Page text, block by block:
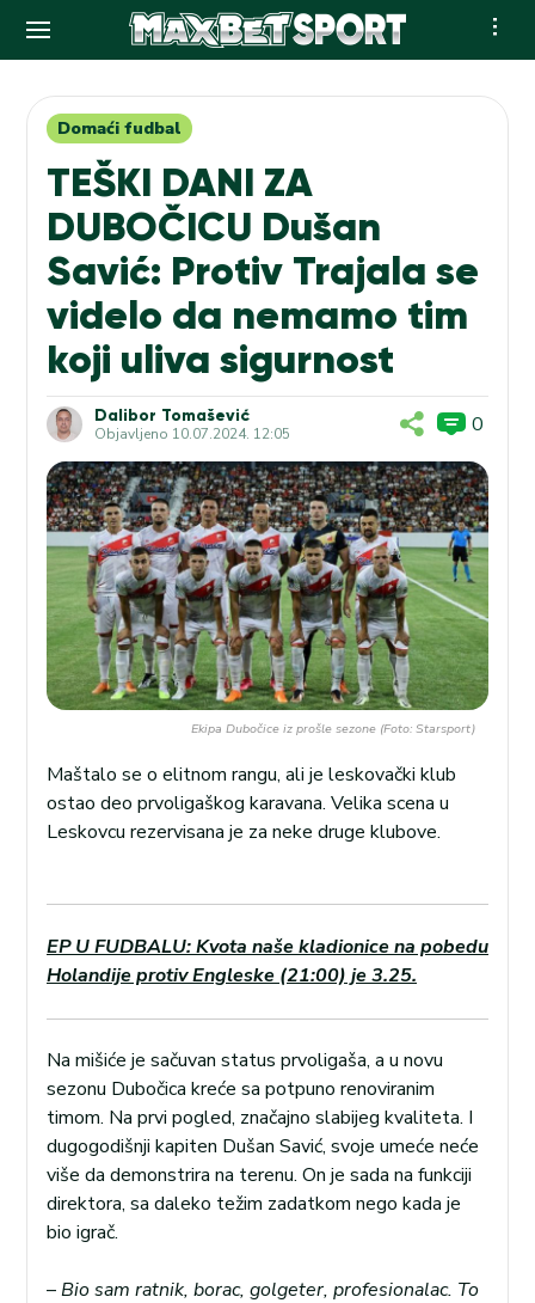
contentDomaći fudbal
TEŠKI DANI ZA
DUBOČICU Dušan
Savić: Protiv Trajala se
videlo da nemamo tim
koji uliva sigurnost
Dalibor Tomašević
Objavljeno 10.07.2024. 12:05 0
Ekipa Dubočice iz prošle sezone (Foto: Starsport)
Maštalo se o elitnom rangu, ali je leskovački klub
ostao deo prvoligaškog karavana. Velika scena u
Leskovcu rezervisana je za neke druge klubove.
EP U FUDBALU: Kvota naše kladionice na pobedu
Holandije protiv Engleske (21:00) je 3.25.
Na mišiće je sačuvan status prvoligaša, a u novu
sezonu Dubočica kreće sa potpuno renoviranim
timom. Na prvi pogled, značajno slabijeg kvaliteta. I
dugogodišnji kapiten Dušan Savić, svoje umeće neće
više da demonstrira na terenu. On je sada na funkciji
direktora, sa daleko težim zadatkom nego kada je
bio igrač.
–Bio sam ratnik, borac, golgeter, profesionalac. To